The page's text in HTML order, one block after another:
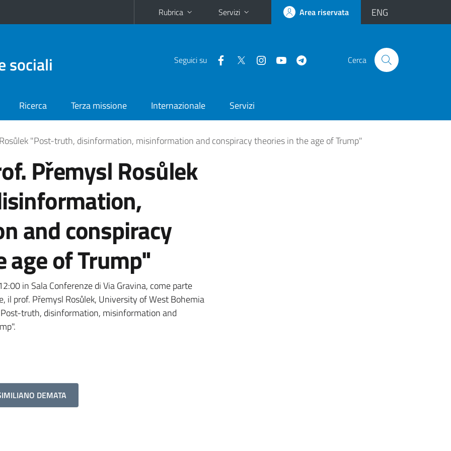
Rubrica Servizi Area riservata ENG
sociali Seguici su Cerca
Ricerca Terza missione Internazionale Servizi
"Post-truth, disinformation, misinformation and conspiracy theories in the age of Trump"
Přemysl Rosůlek
and conspiracy
age of Trump"
in Sala Conferenze di Via Gravina, come parte
il prof. Přemysl Rosůlek, University of West Bohemia
truth, disinformation, misinformation and
DEMATA